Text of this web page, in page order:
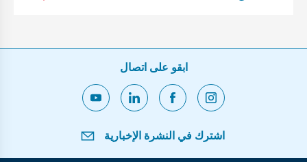
ابقو على اتصال
اشترك في النشرة الإخبارية